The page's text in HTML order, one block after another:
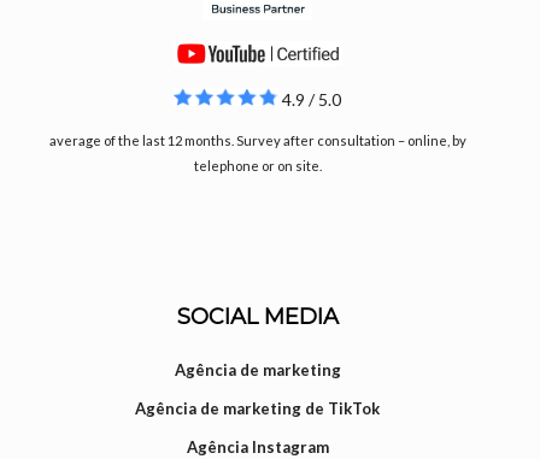
4.9 / 5.0
average of the last 12 months. Survey after consultation – online, by
telephone or on site.
SOCIAL MEDIA
Agência de marketing
Agência de marketing de TikTok
Agência Instagram